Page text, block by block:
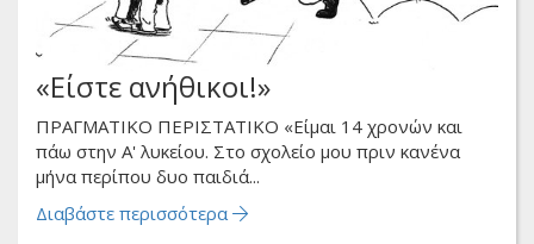
«Είστε ανήθικοι!»
ΠΡΑΓΜΑΤΙΚΟ ΠΕΡΙΣΤΑΤΙΚΟ «Είμαι 14 χρονών και
πάω στην Α' λυκείου. Στο σχολείο μου πριν κανένα
μήνα περίπου δυο παιδιά...
Διαβάστε περισσότερα